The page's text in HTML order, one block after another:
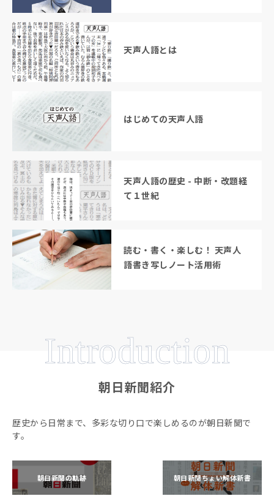
天声人語とは
はじめての天声人語
天声人語の歴史 - 中断・改題経
て１世紀
読む・書く・楽しむ！ 天声人
語書き写しノート活用術
Introduction
朝日新聞紹介
歴史から日常まで、多彩な切り口で楽しめるのが朝日新聞で
す。
朝日新聞の軌跡 朝日新聞ちょい解体新書